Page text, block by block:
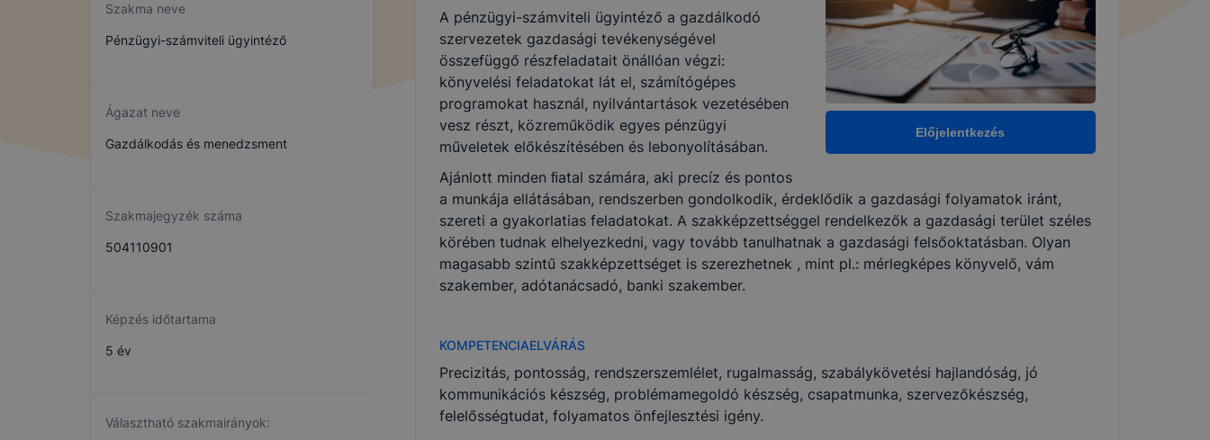
Szakma neve
Pénzügyi-számviteli ügyintéző
Ágazat neve
Gazdálkodás és menedzsment
Szakmajegyzék száma
504110901
Képzés időtartama
5 év
Választható szakmairányok:
Előjelentkezés
A pénzügyi-számviteli ügyintéző a gazdálkodó
szervezetek gazdasági tevékenységével
összefüggő részfeladatait önállóan végzi:
könyvelési feladatokat lát el, számítógépes
programokat használ, nyilvántartások vezetésében
vesz részt, közreműködik egyes pénzügyi
műveletek előkészítésében és lebonyolításában.
Ajánlott minden ﬁatal számára, aki precíz és pontos
a munkája ellátásában, rendszerben gondolkodik, érdeklődik a gazdasági folyamatok iránt,
szereti a gyakorlatias feladatokat. A szakképzettséggel rendelkezők a gazdasági terület széles
körében tudnak elhelyezkedni, vagy tovább tanulhatnak a gazdasági felsőoktatásban. Olyan
magasabb szintű szakképzettséget is szerezhetnek , mint pl.: mérlegképes könyvelő, vám
szakember, adótanácsadó, banki szakember.
KOMPETENCIAELVÁRÁS
Precizitás, pontosság, rendszerszemlélet, rugalmasság, szabálykövetési hajlandóság, jó
kommunikációs készség, problémamegoldó készség, csapatmunka, szervezőkészség,
felelősségtudat, folyamatos önfejlesztési igény.